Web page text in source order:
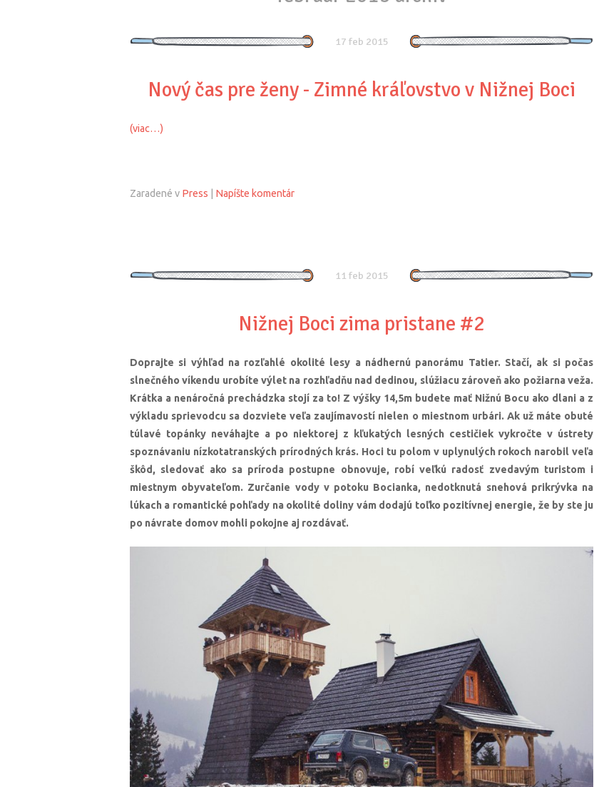
17 feb 2015
Nový čas pre ženy - Zimné kráľovstvo v Nižnej Boci
(viac…)
Zaradené v Press Napíšte komentár
11 feb 2015
Nižnej Boci zima pristane #2
Doprajte si výhľad na rozľahlé okolité lesy a nádhernú panorámu Tatier. Stačí, ak si počas
slnečného víkendu urobíte výlet na rozhľadňu nad dedinou, slúžiacu zároveň ako požiarna veža.
Krátka a nenáročná prechádzka stojí za to! Z výšky 14,5m budete mať Nižnú Bocu ako dlani a z
výkladu sprievodcu sa dozviete veľa zaujímavostí nielen o miestnom urbári. Ak už máte obuté
túlavé topánky neváhajte a po niektorej z kľukatých lesných cestičiek vykročte v ústrety
spoznávaniu nízkotatranských prírodných krás. Hoci tu polom v uplynulých rokoch narobil veľa
škôd, sledovať ako sa príroda postupne obnovuje, robí veľkú radosť zvedavým turistom i
miestnym obyvateľom. Zurčanie vody v potoku Bocianka, nedotknutá snehová prikrývka na
lúkach a romantické pohľady na okolité doliny vám dodajú toľko pozitívnej energie, že by ste ju
po návrate domov mohli pokojne aj rozdávať.